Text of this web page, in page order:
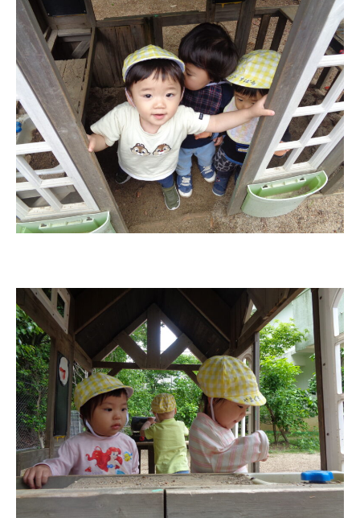
お知らせ
今日の幼稚園
園児募集要項
教職員募集
園舎案内
安⼼・安全対策
給⾷
課外教室
理事長のことば
教育と保育
美⽊多幼稚園の理想
園の1⽇